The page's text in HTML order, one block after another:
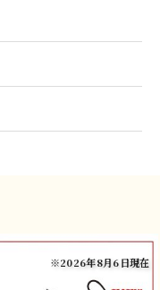
※2026年8月6日現在